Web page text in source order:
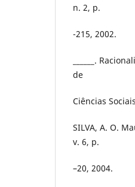
n. 2, p.
-215, 2002.
______.
de
Ciências
SILVA, A. O.
v. 6, p.
–20, 2004.